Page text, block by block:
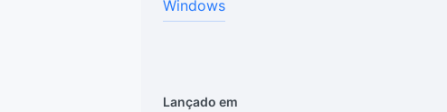
Windows
Lançado em